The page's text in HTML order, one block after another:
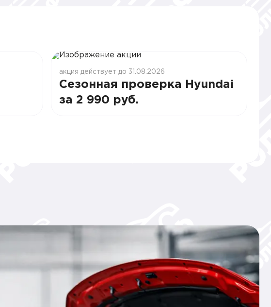
акция действует до 31.08.2026
Сезонная проверка Hyundai
за 2 990 руб.